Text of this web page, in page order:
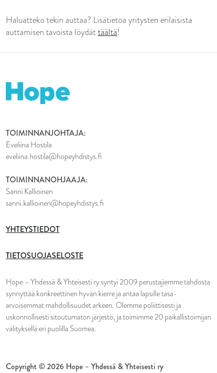
Haluatteko tekin auttaa? Lisätietoa yritysten erilaisista
auttamisen tavoista löydättäältä!
Hope – Yhdessä & Yhteisesti ry syntyi 2009 perustajiemme tahdosta
synnyttää konkreettinen hyvän kierre ja antaa lapsille tasa-
arvoisemmat mahdollisuudet arkeen. Olemme poliittisesti ja
uskonnollisesti sitoutumaton järjestö, ja toimimme 20 paikallistoimijan
välityksellä eri puolilla Suomea.
Copyright © 2026 Hope – Yhdessä & Yhteisesti ry
TOIMINNANJOHTAJA:
Eveliina Hostila
eveliina.hostila@hopeyhdistys.fi
TOIMINNANOHJAAJA:
Sanni Kallioinen
sanni.kallioinen@hopeyhdistys.fi
YHTEYSTIEDOT
TIETOSUOJASELOSTE